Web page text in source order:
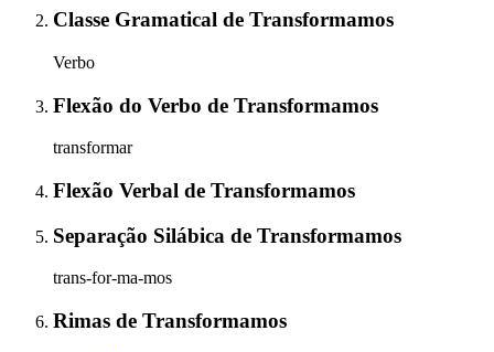
Classe Gramatical de Transformamos
Verbo
Flexão do Verbo de Transformamos
transformar
Flexão Verbal de Transformamos
Separação Silábica de Transformamos
trans-for-ma-mos
Rimas de Transformamos